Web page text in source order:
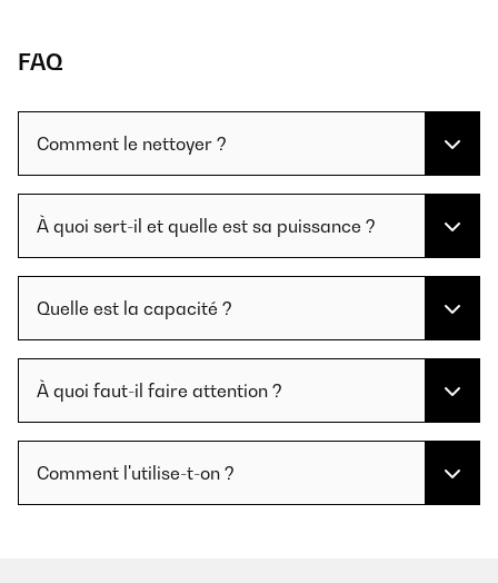
FAQ
Comment le nettoyer ?
À quoi sert-il et quelle est sa puissance ?
Quelle est la capacité ?
À quoi faut-il faire attention ?
Comment l'utilise-t-on ?